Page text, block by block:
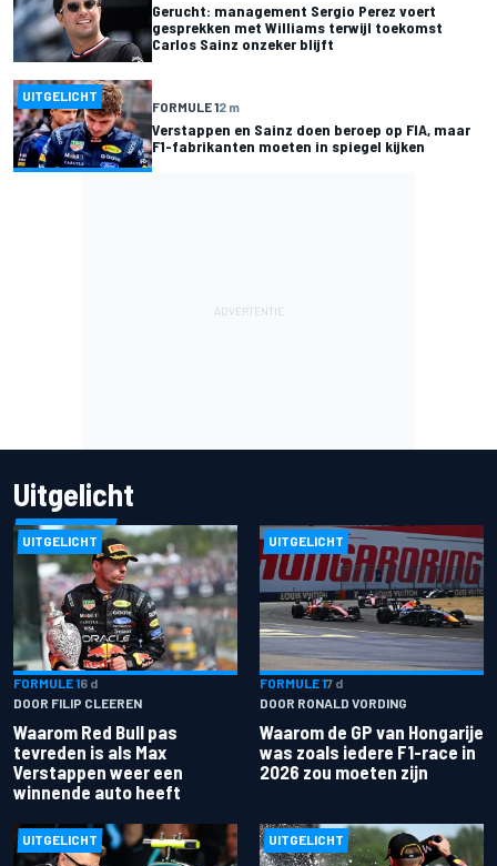
Gerucht: management Sergio Perez voert
gesprekken met Williams terwijl toekomst
Carlos Sainz onzeker blijft
UITGELICHT
FORMULE 12 m
Verstappen en Sainz doen beroep op FIA, maar
F1-fabrikanten moeten in spiegel kijken
Uitgelicht
UITGELICHT
FORMULE 16 d
DOOR FILIP CLEEREN
Waarom Red Bull pas
tevreden is als Max
Verstappen weer een
winnende auto heeft
UITGELICHT
FORMULE 17 d
DOOR RONALD VORDING
Waarom de GP van Hongarije
was zoals iedere F1-race in
2026 zou moeten zijn
UITGELICHT UITGELICHT